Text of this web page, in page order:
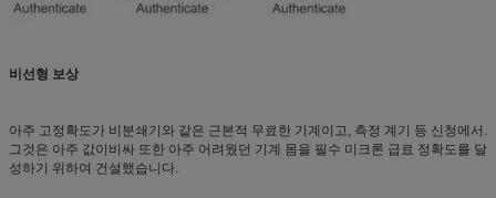
비선형 보상
아주 고정확도가 비분쇄기와 같은 근본적 무료한 기계이고, 측정 계기 등 신청에서.
그것은 아주 값이비싸 또한 아주 어려웠던 기계 몸을 필수 미크론 급료 정확도를 달
성하기 위하여 건설했습니다.